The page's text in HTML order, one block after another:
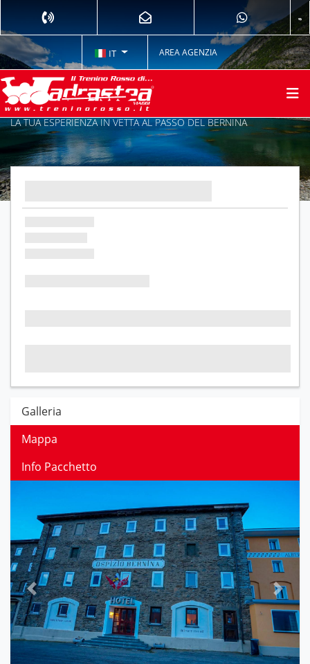
IT AREA AGENZIA
LA TUA ESPERIENZA IN VETTA AL PASSO DEL BERNINA
Galleria
Mappa
Info Pacchetto
Previous Next